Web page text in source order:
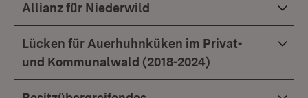
Allianz für Niederwild
Lücken für Auerhuhnküken im Privat-
und Kommunalwald (2018-2024)